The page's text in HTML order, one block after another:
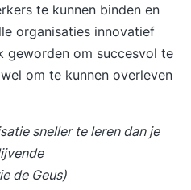
te kunnen binden en
organisaties innovatief
geworden om succesvol te
om te kunnen overleven
sneller te leren dan je
de Geus)